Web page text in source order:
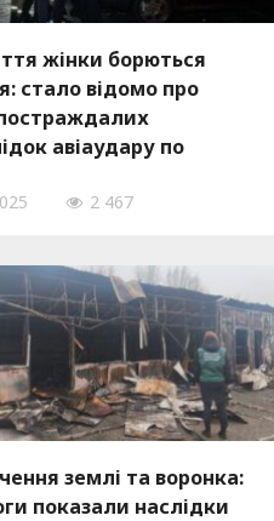
жінки борються
стало відомо про
авіаудару по
2 467
землі та воронка:
показали наслідки